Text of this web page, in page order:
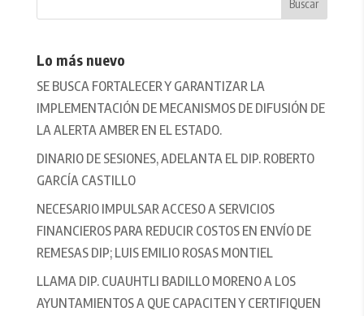
Lo más nuevo
SE BUSCA FORTALECER Y GARANTIZAR LA
IMPLEMENTACIÓN DE MECANISMOS DE DIFUSIÓN DE
LA ALERTA AMBER EN EL ESTADO.
DINARIO DE SESIONES, ADELANTA EL DIP. ROBERTO
GARCÍA CASTILLO
NECESARIO IMPULSAR ACCESO A SERVICIOS
FINANCIEROS PARA REDUCIR COSTOS EN ENVÍO DE
REMESAS DIP; LUIS EMILIO ROSAS MONTIEL
LLAMA DIP. CUAUHTLI BADILLO MORENO A LOS
AYUNTAMIENTOS A QUE CAPACITEN Y CERTIFIQUEN